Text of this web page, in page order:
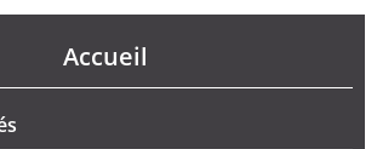
Accueil